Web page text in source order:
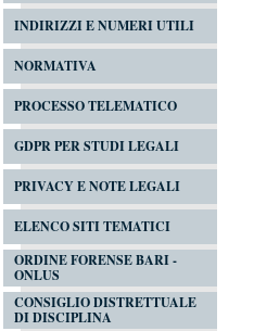
INDIRIZZI E NUMERI UTILI
NORMATIVA
PROCESSO TELEMATICO
GDPR PER STUDI LEGALI
PRIVACY E NOTE LEGALI
ELENCO SITI TEMATICI
ORDINE FORENSE BARI -
ONLUS
CONSIGLIO DISTRETTUALE
DI DISCIPLINA